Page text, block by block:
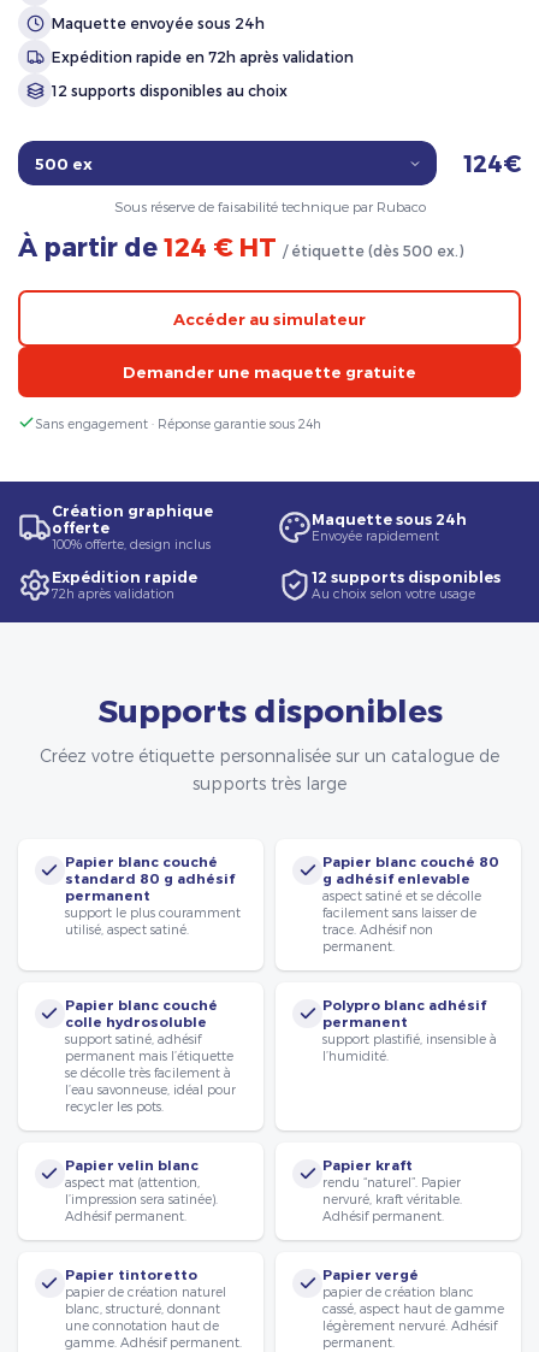
Maquette envoyée sous 24h
Expédition rapide en 72h après validation
12 supports disponibles au choix
124€
Sous réserve de faisabilité technique par Rubaco
À partir de 124 € HT / étiquette (dès 500 ex.)
Accéder au simulateur
Demander une maquette gratuite
Sans engagement · Réponse garantie sous 24h
Création graphique
offerte
100% offerte, design inclus
Maquette sous 24h
Envoyée rapidement
Expédition rapide
72h après validation
12 supports disponibles
Au choix selon votre usage
Supports disponibles
Créez votre étiquette personnalisée sur un catalogue de
supports très large
Papier blanc couché
standard 80 g adhésif
permanent
support le plus couramment
utilisé, aspect satiné.
Papier blanc couché 80
g adhésif enlevable
aspect satiné et se décolle
facilement sans laisser de
trace. Adhésif non
permanent.
Papier blanc couché
colle hydrosoluble
support satiné, adhésif
permanent mais l’étiquette
se décolle très facilement à
l’eau savonneuse, idéal pour
recycler les pots.
Polypro blanc adhésif
permanent
support plastifié, insensible à
l’humidité.
Papier velin blanc
aspect mat (attention,
l’impression sera satinée).
Adhésif permanent.
Papier kraft
rendu “naturel”. Papier
nervuré, kraft véritable.
Adhésif permanent.
Papier tintoretto
papier de création naturel
blanc, structuré, donnant
une connotation haut de
gamme. Adhésif permanent.
Papier vergé
papier de création blanc
cassé, aspect haut de gamme
légèrement nervuré. Adhésif
permanent.